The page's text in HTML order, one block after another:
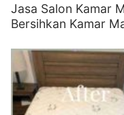
Jasa Salon Kamar
Bersihkan Kamar